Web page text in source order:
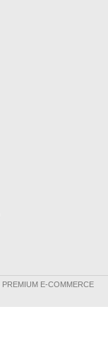
. PREMIUM E-COMMERCE